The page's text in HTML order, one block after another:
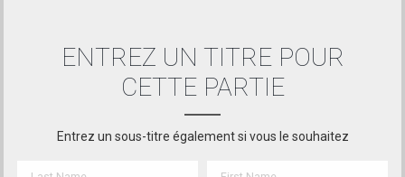
ENTREZ UN TITRE POUR
CETTE PARTIE
Entrez un sous-titre également si vous le souhaitez